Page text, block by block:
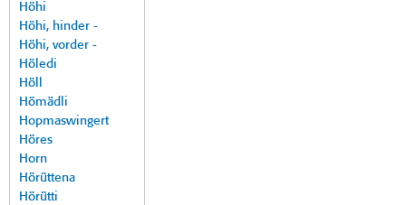
Höhi
Höhi, hinder -
Höhi, vorder -
Höledi
Höll
Hömädli
Hopmaswingert
Höres
Horn
Hörüttena
Hörütti